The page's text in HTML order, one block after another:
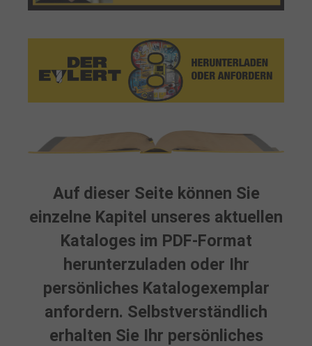
Auf dieser Seite können Sie
einzelne Kapitel unseres aktuellen
Kataloges im PDF-Format
herunterzuladen oder Ihr
persönliches Katalogexemplar
anfordern. Selbstverständlich
erhalten Sie Ihr persönliches